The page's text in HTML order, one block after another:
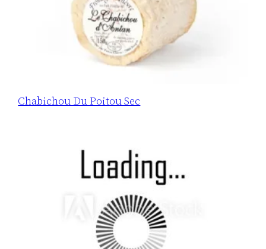
Chabichou Du Poitou Sec